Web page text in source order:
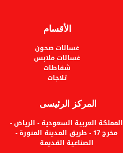
الأقسام
غسالات صحون
غسالات ملابس
شفاطات
تلاجات
المركز الرئيسى
المملكة العربية السعودية - الرياض -
مخرج 17 - طريق المدينة المنورة -
الصناعية القديمة